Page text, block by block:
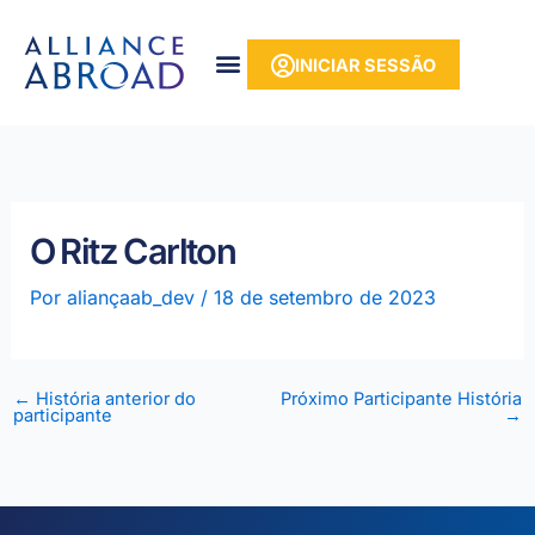
conteúdo
para
INICIAR SESSÃO
O Ritz Carlton
Por aliançaab_dev / 18 de setembro de 2023
← História anterior do
participante
Próximo Participante História
→